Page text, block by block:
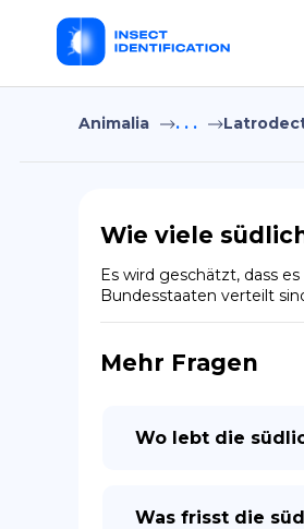
Animalia . . .
Wie viele
Es wird geschätzt, dass
Bundesstaaten verteilt
Mehr Fragen
Wo lebt die
Was frisst die